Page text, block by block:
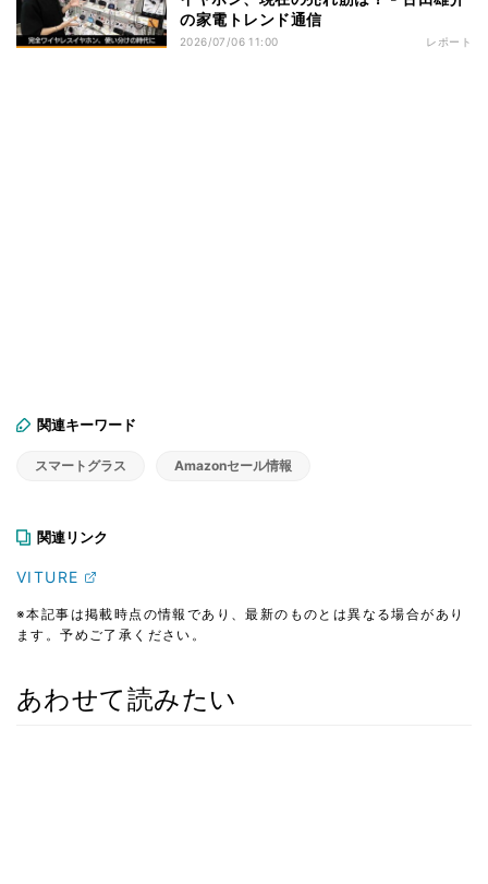
の家電トレンド通信
2026/07/06 11:00 レポート
関連キーワード
スマートグラス Amazonセール情報
関連リンク
VITURE
※本記事は掲載時点の情報であり、最新のものとは異なる場合があり
ます。予めご了承ください。
あわせて読みたい